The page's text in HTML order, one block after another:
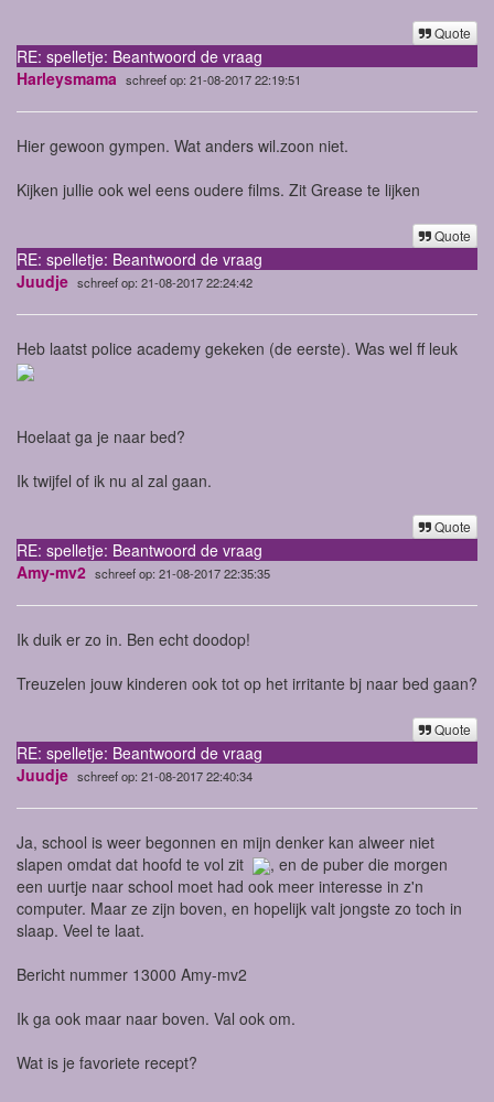
Quote
RE: spelletje: Beantwoord de vraag
Harleysmama schreef op: 21-08-2017 22:19:51
Hier gewoon gympen. Wat anders wil.zoon niet.
Kijken jullie ook wel eens oudere films. Zit Grease te lijken
Quote
RE: spelletje: Beantwoord de vraag
Juudje schreef op: 21-08-2017 22:24:42
Heb laatst police academy gekeken (de eerste). Was wel ff leuk
Hoelaat ga je naar bed?
Ik twijfel of ik nu al zal gaan.
Quote
RE: spelletje: Beantwoord de vraag
Amy-mv2 schreef op: 21-08-2017 22:35:35
Ik duik er zo in. Ben echt doodop!
Treuzelen jouw kinderen ook tot op het irritante bj naar bed gaan?
Quote
RE: spelletje: Beantwoord de vraag
Juudje schreef op: 21-08-2017 22:40:34
Ja, school is weer begonnen en mijn denker kan alweer niet
slapen omdat dat hoofd te vol zit
, en de puber die morgen
een uurtje naar school moet had ook meer interesse in z'n
computer. Maar ze zijn boven, en hopelijk valt jongste zo toch in
slaap. Veel te laat.
Bericht nummer 13000 Amy-mv2
Ik ga ook maar naar boven. Val ook om.
Wat is je favoriete recept?